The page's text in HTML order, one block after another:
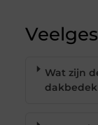
Wat zijn